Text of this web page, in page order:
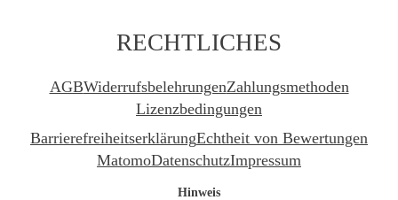
RECHTLICHES
AGBWiderrufsbelehrungenZahlungsmethoden
Lizenzbedingungen
BarrierefreiheitserklärungEchtheit von Bewertungen
MatomoDatenschutzImpressum
Hinweis